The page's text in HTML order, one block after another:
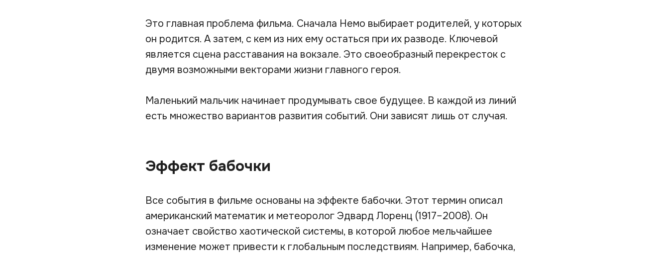
Это главная проблема фильма. Сначала Немо выбирает родителей, у которых
он родится. А затем, с кем из них ему остаться при их разводе. Ключевой
является сцена расставания на вокзале. Это своеобразный перекресток с
двумя возможными векторами жизни главного героя.
Маленький мальчик начинает продумывать свое будущее. В каждой из линий
есть множество вариантов развития событий. Они зависят лишь от случая.
Эффект бабочки
Все события в фильме основаны на эффекте бабочки. Этот термин описал
американский математик и метеоролог Эдвард Лоренц (1917–2008). Он
означает свойство хаотической системы, в которой любое мельчайшее
изменение может привести к глобальным последствиям. Например, бабочка,